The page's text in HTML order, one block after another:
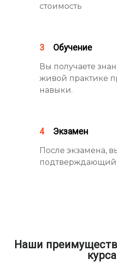
стоимость
3 Обучение
Вы получаете
живой практике
навыки.
4 Экзамен
После экзамена,
подтверждающий
Наши